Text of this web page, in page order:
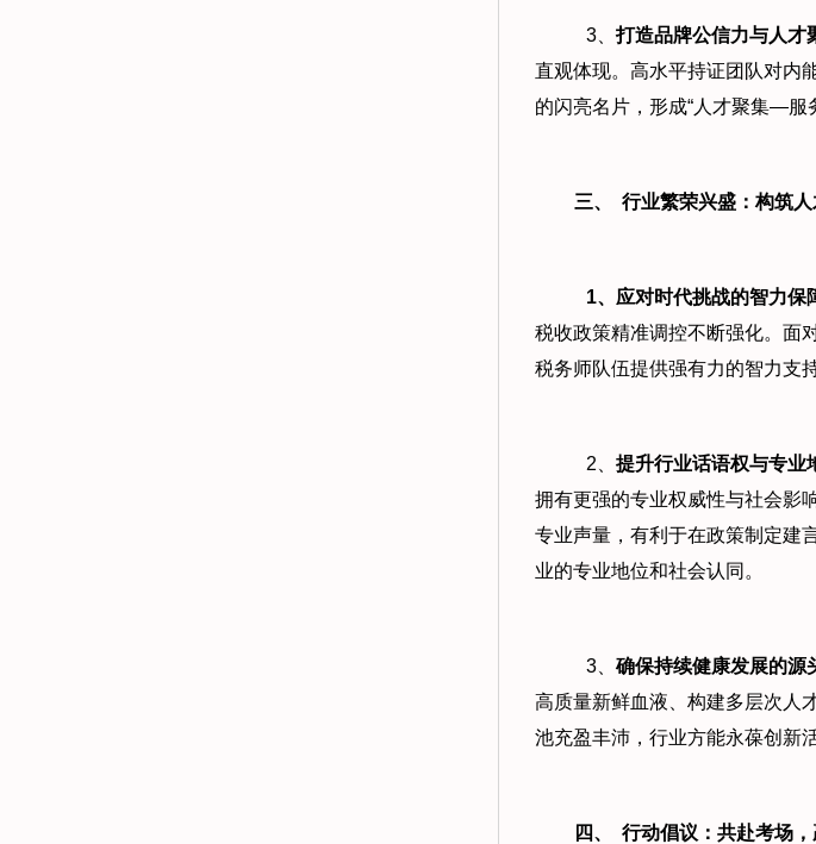
3、打造品牌公信力与人才
直观体现。高水平持证团队对内
的闪亮名片，形成“人才聚集—
三、 行业繁荣兴盛：构筑
1、应对时代挑战的智力保
税收政策精准调控不断强化。面
税务师队伍提供强有力的智力支
2、 提升行业话语权与专业
拥有更强的专业权威性与社会影
专业声量，有利于在政策制定建
业的专业地位和社会认同。
3、 确保持续健康发展的源
高质量新鲜血液、构建多层次人
池充盈丰沛，行业方能永葆创新
四、 行动倡议：共赴考场